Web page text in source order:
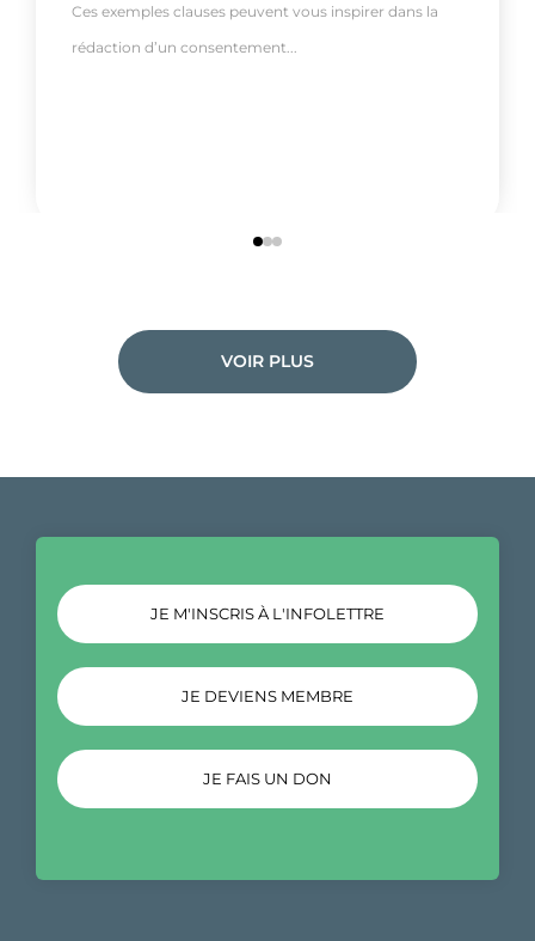
Ces exemples clauses peuvent vous inspirer dans la
rédaction d’un consentement...
VOIR PLUS
JE M'INSCRIS À L'INFOLETTRE
JE DEVIENS MEMBRE
JE FAIS UN DON